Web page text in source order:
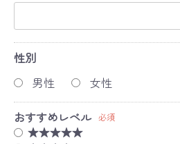
性別
男性
女性
おすすめレベル 必須
★★★★★